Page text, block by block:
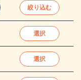
絞り込む
選択
選択